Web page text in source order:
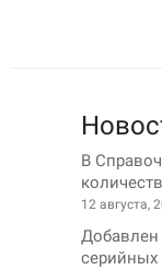
В
12 августа,
Добавлен
серийных